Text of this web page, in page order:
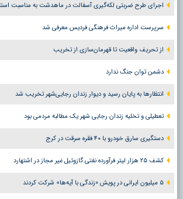
اجرای طرح ضربتی لکه‌گیری آسفالت در ماهدشت به مناسبت
سرپرست اداره میراث فرهنگی فردیس معرفی شد
از تحریف واقعیت تا قهرمان‌سازی از تخریب
دشمن توان جنگ ندارد
انتظارها به پایان رسید و دیوار زندان رجایی‌شهر تخریب شد
تعطیلی و تخلیه زندان رجایی شهر یک مطالبه مردمی بود
دستگیری سارق خودرو با ۴۰ فقره سرقت در کرج
کشف ۲۵ هزار لیتر فرآورده نفتی گازوئیل غیر مجاز در اشتهارد
۵ میلیون ایرانی در پویش «زندگی با آیه‌ها» شرکت کردند